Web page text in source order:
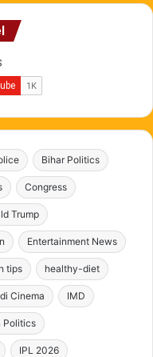
Bihar Politics
Congress
Trump
Entertainment News
tips healthy-diet
Cinema IMD
Politics
IPL 2026